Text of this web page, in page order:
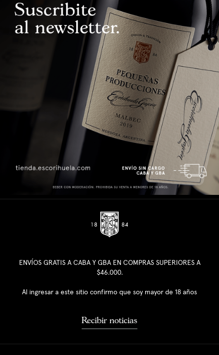
ENVÍOS GRATIS A CABA Y GBA EN COMPRAS SUPERIORES A
$46.000.
Al ingresar a este sitio confirmo que soy mayor de 18 años
Recibir noticias